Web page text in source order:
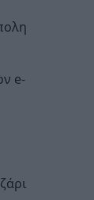
e-